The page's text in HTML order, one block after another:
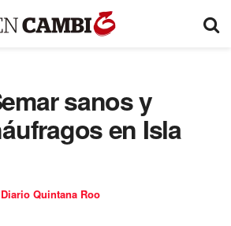
sanos y
en Isla
Quintana Roo